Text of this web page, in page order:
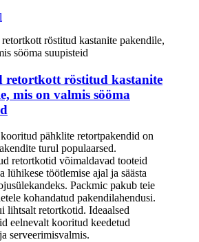
retortkott röstitud kastanite
mis on valmis sööma
pähklite retortpakendid on
turul populaarsed.
retortkotid võimaldavad tooteid
lühikese töötlemise ajal ja säästa
Packmic pakub teie
kohandatud pakendilahendusi.
lihtsalt retortkotid. Ideaalsed
eelnevalt kooritud keedetud
serveerimisvalmis.